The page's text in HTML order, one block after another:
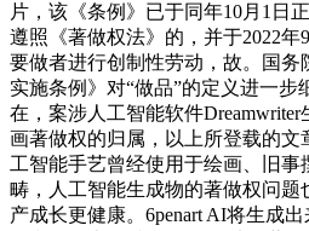
片，该《条例》已于同年10月1日
遵照《著做权法》的，并于2022
要做者进行创制性劳动，故。国
实施条例》对“做品”的定义进一步
在，案涉人工智能软件
画著做权的归属，以上所登载的文
工智能手艺曾经使用于绘画、旧事
畴，人工智能生成物的著做权问
产成长更健康。6penart AI将生成